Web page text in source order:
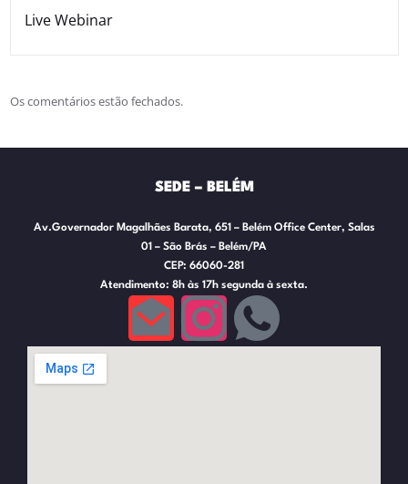
Live Webinar
Os comentários estão fechados.
SEDE – BELÉM
Av.Governador Magalhães Barata, 651 – Belém Office Center, Salas
01 – São Brás – Belém/PA
CEP: 66060-281
Atendimento: 8h às 17h segunda à sexta.